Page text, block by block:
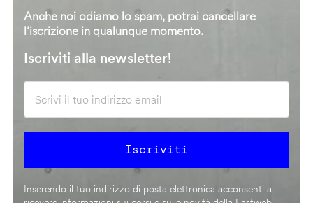
Anche noi odiamo lo spam, potrai cancellare
l’iscrizione in qualunque momento.
Iscriviti alla newsletter!
Inserendo il tuo indirizzo di posta elettronica acconsenti a